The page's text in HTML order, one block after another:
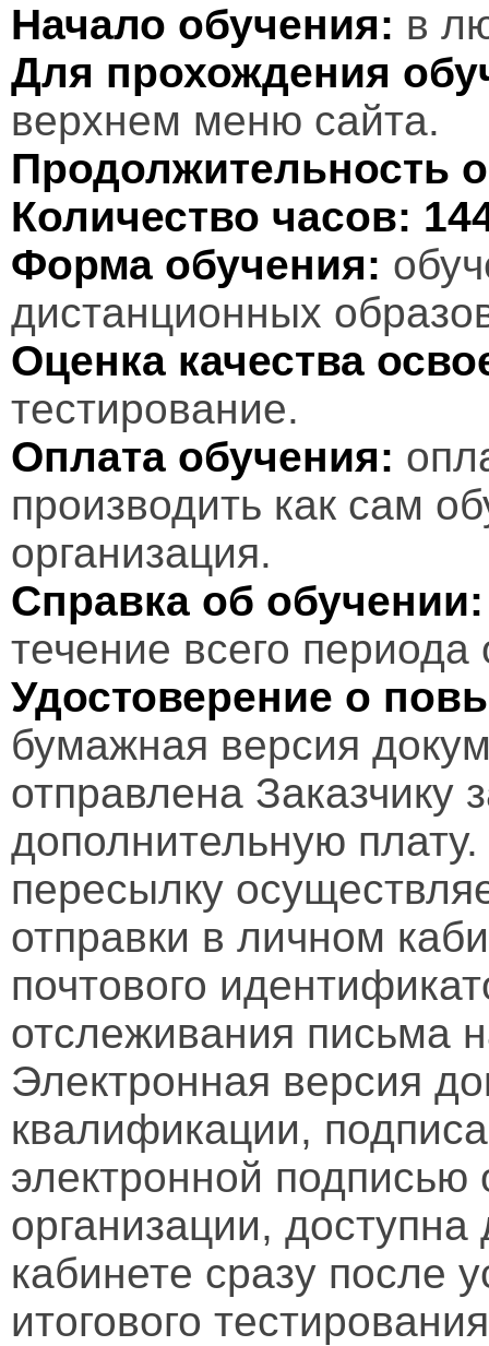
Начало обучения: в
Для прохождения
верхнем меню сайта.
Продолжительность
Количество часов:
Форма обучения:
дистанционных
Оценка качества
тестирование.
Оплата обучения:
производить как сам
организация.
Справка об обучении:
течение всего периода
Удостоверение о
бумажная версия
отправлена Заказчику
дополнительную
пересылку
отправки в личном
почтового
отслеживания письма
Электронная версия
квалификации,
электронной подписью
организации,
кабинете сразу после
итогового